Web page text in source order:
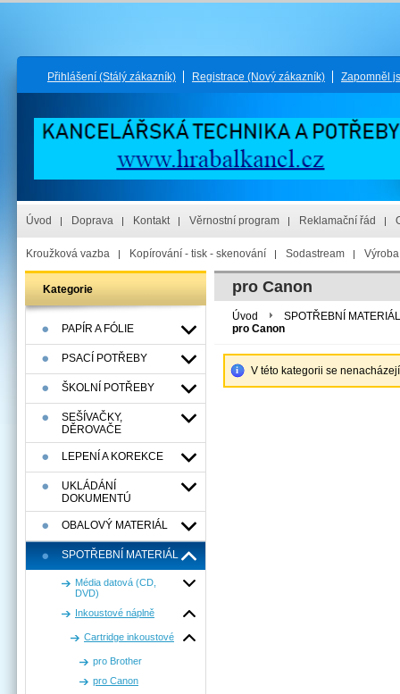
Přihlášení (Stálý zákazník) Registrace (Nový zákazník) Zapomněl
Úvod Doprava Kontakt Věrnostní program Reklamační řád
Kroužková vazba Kopírování - tisk - skenování Sodastream
Kategorie
PAPÍR A FÓLIE
PSACÍ POTŘEBY
ŠKOLNÍ POTŘEBY
SEŠÍVAČKY,
DĚROVAČE
LEPENÍ A KOREKCE
UKLÁDÁNÍ
DOKUMENTÚ
OBALOVÝ MATERIÁL
SPOTŘEBNÍ MATERIÁL
Média datová (CD,
DVD)
Inkoustové náplně
Cartridge inkoustové
pro Brother
pro Canon
pro Canon
Úvod
SPOTŘEBNÍ MATERIÁL
pro Canon
V této kategorii se